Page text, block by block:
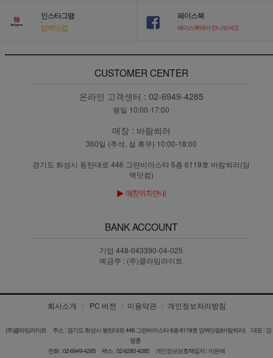
인스타그램
-
암벽닷컴
페이스북
-
페이스북에서 만나보세요
CUSTOMER CENTER
온라인 고객센터 : 02-6949-4285
평일 10:00-17:00
매장 : 바람쐬러
360일 (추석, 설 휴무) 10:00-18:00
경기도 화성시 동탄대로 446 그란비아스타 6층 6119호 바람쐬러(암
벽닷컴)
BANK ACCOUNT
기업 448-043390-04-025
예금주 : (주)클라임라이트
회사소개 PC 버전 이용약관 개인정보처리방침
(주)클라임라이트 주소 : 경기도 화성시 동탄대로 446 그란비아스타 6층 6119호 암벽닷컴(바람쐬러)
대표 : 강
명훈
전화 : 02-6949-4285
팩스 : 02-6280-4285
개인정보보호책임자 : 이은애